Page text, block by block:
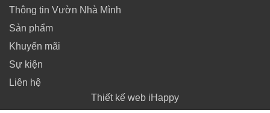
Thông tin Vườn Nhà Mình
Sản phẩm
Khuyến mãi
Sự kiện
Liên hệ
Thiết kế web iHappy